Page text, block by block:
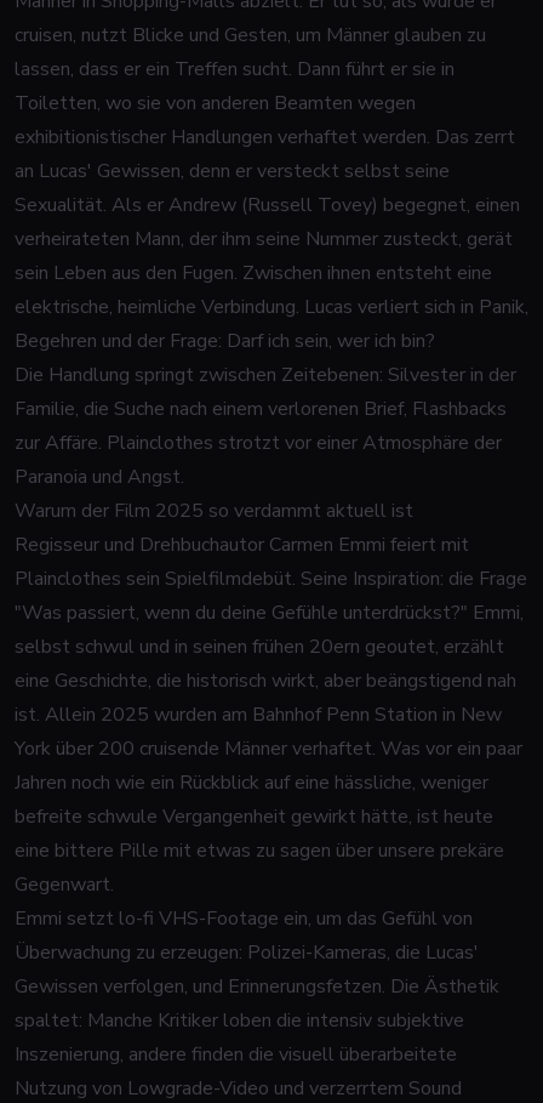
cruisen, nutzt Blicke und Gesten, um Männer glauben zu
lassen, dass er ein Treffen sucht. Dann führt er sie in
Toiletten, wo sie von anderen Beamten wegen
exhibitionistischer Handlungen verhaftet werden. Das zerrt
an Lucas' Gewissen, denn er versteckt selbst seine
Sexualität. Als er Andrew (Russell Tovey) begegnet, einen
verheirateten Mann, der ihm seine Nummer zusteckt, gerät
sein Leben aus den Fugen. Zwischen ihnen entsteht eine
elektrische, heimliche Verbindung. Lucas verliert sich in Panik,
Begehren und der Frage: Darf ich sein, wer ich bin?
Die Handlung springt zwischen Zeitebenen: Silvester in der
Familie, die Suche nach einem verlorenen Brief, Flashbacks
zur Affäre. Plainclothes strotzt vor einer Atmosphäre der
Paranoia und Angst.
Warum der Film 2025 so verdammt aktuell ist
Regisseur und Drehbuchautor Carmen Emmi feiert mit
Plainclothes sein Spielfilmdebüt. Seine Inspiration: die Frage
"Was passiert, wenn du deine Gefühle unterdrückst?" Emmi,
selbst schwul und in seinen frühen 20ern geoutet, erzählt
eine Geschichte, die historisch wirkt, aber beängstigend nah
ist. Allein 2025 wurden am Bahnhof Penn Station in New
York über 200 cruisende Männer verhaftet. Was vor ein paar
Jahren noch wie ein Rückblick auf eine hässliche, weniger
befreite schwule Vergangenheit gewirkt hätte, ist heute
eine bittere Pille mit etwas zu sagen über unsere prekäre
Gegenwart.
Emmi setzt lo-fi VHS-Footage ein, um das Gefühl von
Überwachung zu erzeugen: Polizei-Kameras, die Lucas'
Gewissen verfolgen, und Erinnerungsfetzen. Die Ästhetik
spaltet: Manche Kritiker loben die intensiv subjektive
Inszenierung, andere finden die visuell überarbeitete
Nutzung von Lowgrade-Video und verzerrtem Sound